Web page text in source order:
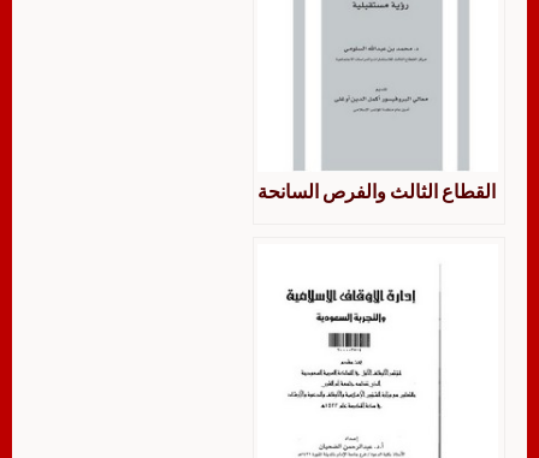
القطاع الثالث والفرص السانحة